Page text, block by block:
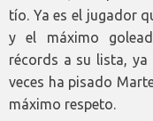
tío. Ya es el jugador
y el máximo
récords a su lista,
veces ha pisado
máximo respeto.